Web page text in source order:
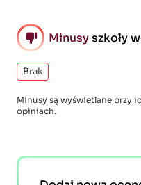
Minusyszkoły
Brak
Minusy są wyświetlane przy
opiniach.